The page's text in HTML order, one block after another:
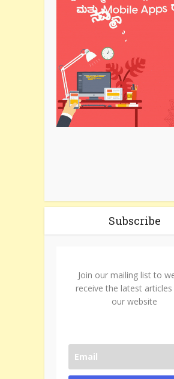
Subscribe
Join our mailing list to
receive the latest
our website